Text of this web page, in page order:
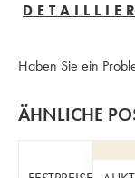
Haben Sie ein
ÄHNLICHE